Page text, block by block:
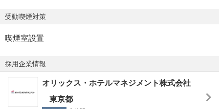
あり）
舞金、弔慰金、香典 等）
【休日休暇】
・公休108日（月9日）
・７日間連続特別休暇制度
・年次有給休暇10日～20日
受動喫煙対策
喫煙室設置
採用企業情報
オリックス・ホテルマネジメント株式会社
東京都